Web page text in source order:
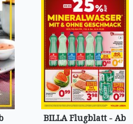
BILLA Flugblatt - Ab